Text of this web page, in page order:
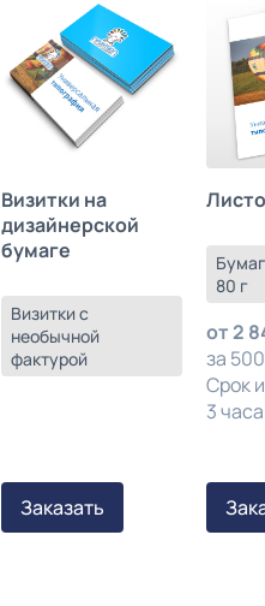
Визитки на
дизайнерской
бумаге
Визитки с
необычной
фактурой
Заказать
80 г
от2
за
Срок
3 часа